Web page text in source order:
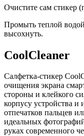
Очистите сам стикер
Промыть теплой
высохнуть.
CoolCleaner
Салфетка-стикер
очищения экрана
стороны и клейкого
корпусу устройства и
отпечатков пальцев
идеальных
руках современного